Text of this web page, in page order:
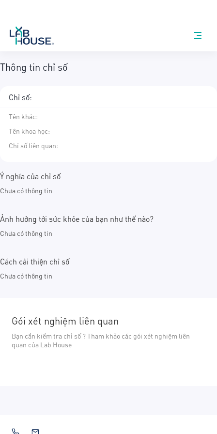
Thông tin chỉ số
Chỉ số:
Tên khác:
Tên khoa học:
Chỉ số liên quan:
Ý nghĩa của chỉ số
Chưa có thông tin
Ảnh hưởng tới sức khỏe của bạn như thế nào?
Chưa có thông tin
Cách cải thiện chỉ số
Chưa có thông tin
Gói xét nghiệm liên quan
Bạn cần kiểm tra chỉ số ? Tham khảo các gói xét nghiệm liên
quan của Lab House